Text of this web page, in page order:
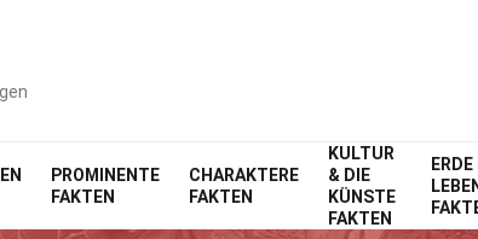
PROMINENTE
FAKTEN
CHARAKTERE
FAKTEN
KULTUR
& DIE
KÜNSTE
FAKTEN
ERDE
Home Technik &
19 Fakten Über